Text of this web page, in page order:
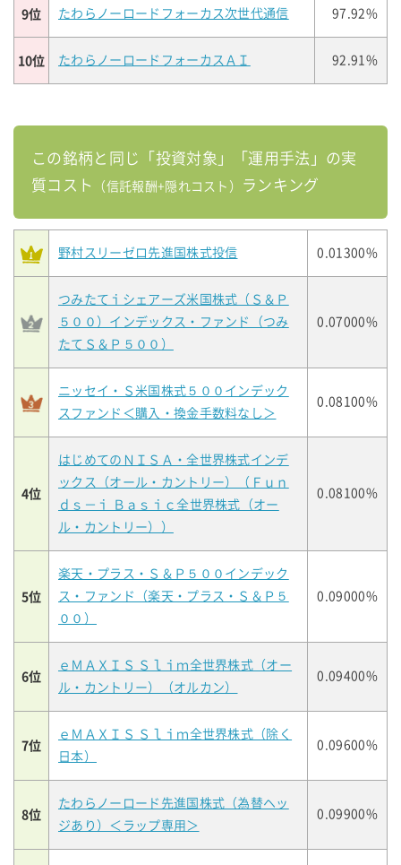
9位 たわらノーロードフォーカス次世代通信 97.92%
10位 たわらノーロードフォーカスＡＩ 92.91%
この銘柄と同じ「投資対象」「運用手法」の実
質コスト
（信託報酬+隠れコスト） ランキング
野村スリーゼロ先進国株式投信 0.01300%
つみたてｉシェアーズ米国株式（Ｓ＆Ｐ
５００）インデックス・ファンド（つみ
たてＳ＆Ｐ５００）
0.07000%
ニッセイ・Ｓ米国株式５００インデック
スファンド＜購入・換金手数料なし＞
0.08100%
4位
はじめてのＮＩＳＡ・全世界株式インデ
ックス（オール・カントリー）（Ｆｕｎ
ｄｓ－ｉ Ｂａｓｉｃ全世界株式（オー
ル・カントリー））
0.08100%
5位
楽天・プラス・Ｓ＆Ｐ５００インデック
ス・ファンド（楽天・プラス・Ｓ＆Ｐ５
００）
0.09000%
6位
ｅＭＡＸＩＳ Ｓｌｉｍ全世界株式（オー
ル・カントリー）（オルカン）
0.09400%
7位
ｅＭＡＸＩＳ Ｓｌｉｍ全世界株式（除く
日本）
0.09600%
8位
たわらノーロード先進国株式（為替ヘッ
ジあり）＜ラップ専用＞
0.09900%